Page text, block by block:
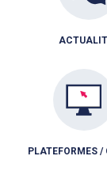
PLATEFORMES /